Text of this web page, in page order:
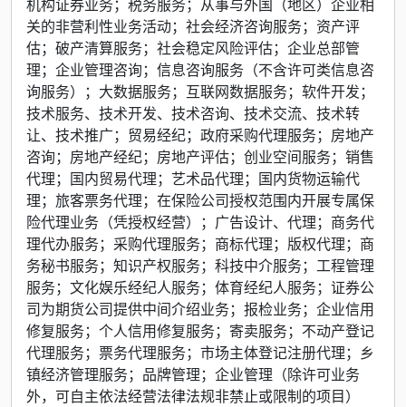
关的非营利性业务活动；社会经济咨询服务；资产评
估；破产清算服务；社会稳定风险评估；企业总部管
理；企业管理咨询；信息咨询服务（不含许可类信息咨
询服务）；大数据服务；互联网数据服务；软件开发；
技术服务、技术开发、技术咨询、技术交流、技术转
让、技术推广；贸易经纪；政府采购代理服务；房地产
咨询；房地产经纪；房地产评估；创业空间服务；销售
代理；国内贸易代理；艺术品代理；国内货物运输代
理；旅客票务代理；在保险公司授权范围内开展专属保
险代理业务（凭授权经营）；广告设计、代理；商务代
理代办服务；采购代理服务；商标代理；版权代理；商
务秘书服务；知识产权服务；科技中介服务；工程管理
服务；文化娱乐经纪人服务；体育经纪人服务；证券公
司为期货公司提供中间介绍业务；报检业务；企业信用
修复服务；个人信用修复服务；寄卖服务；不动产登记
代理服务；票务代理服务；市场主体登记注册代理；乡
镇经济管理服务；品牌管理；企业管理（除许可业务
外，可自主依法经营法律法规非禁止或限制的项目）